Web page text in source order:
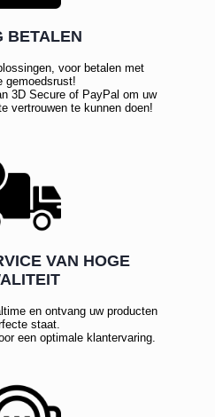
BETALEN
voor betalen met
gemoedsrust!
3D Secure of PayPal om uw
vertrouwen te kunnen doen!
VAN HOGE
en ontvang uw producten
staat.
een optimale klantervaring.